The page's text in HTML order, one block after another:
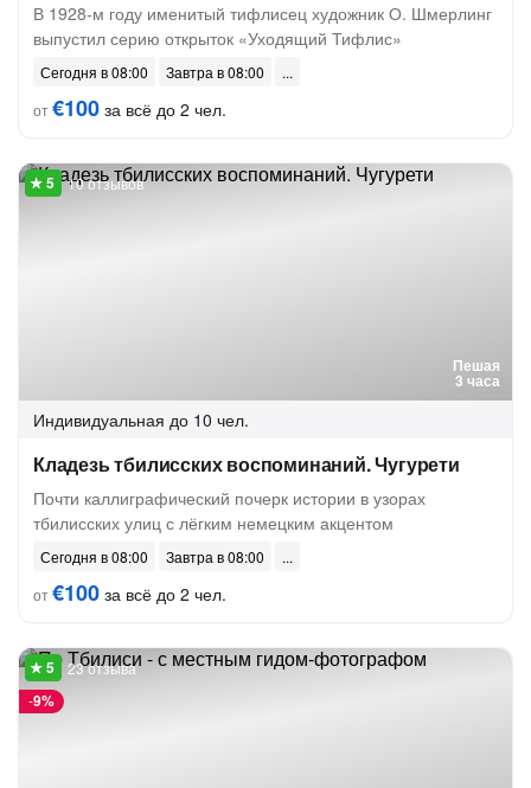
В 1928-м году именитый тифлисец художник О. Шмерлинг
выпустил серию открыток «Уходящий Тифлис»
Сегодня в 08:00
Завтра в 08:00
от€100 за всё до 2 чел.
Пешая
3 часа
10 отзывов
Индивидуальная до 10 чел.
Кладезь тбилисских воспоминаний. Чугурети
Почти каллиграфический почерк истории в узорах
тбилисских улиц с лёгким немецким акцентом
Сегодня в 08:00
Завтра в 08:00
от€100 за всё до 2 чел.
-9%
23 отзыва